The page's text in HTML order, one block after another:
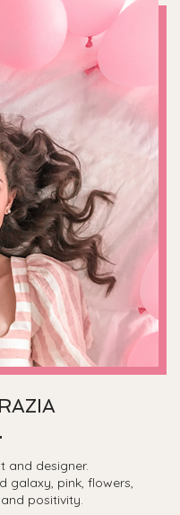
and designer.
galaxy, pink, flowers,
positivity.